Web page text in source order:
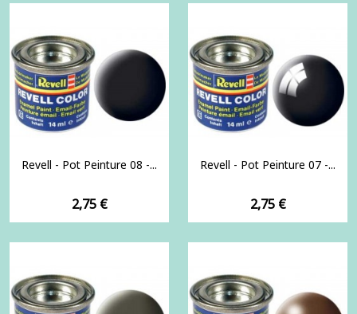
Revell - Pot Peinture 08 -...
Prix
2,75 €
Revell - Pot Peinture 07 -...
Prix
2,75 €